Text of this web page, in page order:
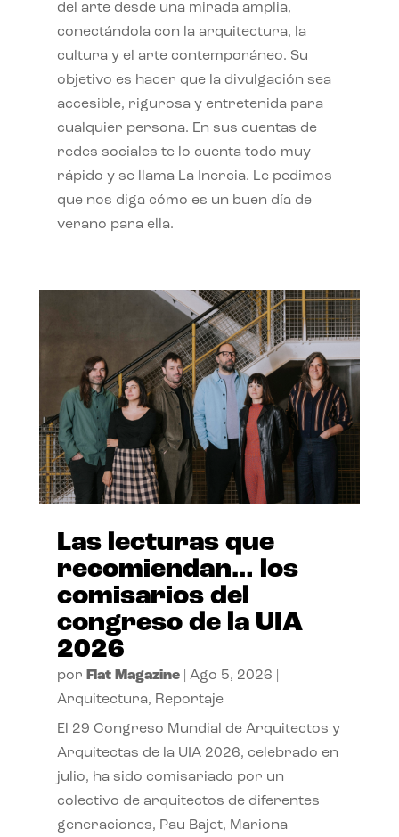
del arte desde una mirada amplia,
conectándola con la arquitectura, la
cultura y el arte contemporáneo. Su
objetivo es hacer que la divulgación sea
accesible, rigurosa y entretenida para
cualquier persona. En sus cuentas de
redes sociales te lo cuenta todo muy
rápido y se llama La Inercia. Le pedimos
que nos diga cómo es un buen día de
verano para ella.
Las lecturas que
recomiendan… los
comisarios del
congreso de la UIA
2026
por Flat Magazine| Ago 5, 2026
Arquitectura, Reportaje
El 29 Congreso Mundial de Arquitectos y
Arquitectas de la UIA 2026, celebrado en
julio, ha sido comisariado por un
colectivo de arquitectos de diferentes
generaciones, Pau Bajet, Mariona